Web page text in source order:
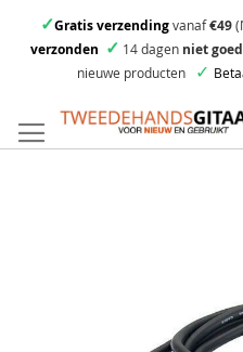
✓Gratis verzendingvanaf€49
verzonden ✓ 14 dagen niet goed
nieuwe producten
✓
direct
door